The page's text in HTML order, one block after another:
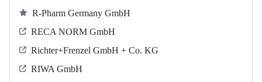
R-Pharm Germany GmbH
RECA NORM GmbH
Richter+Frenzel GmbH + Co. KG
RIWA GmbH